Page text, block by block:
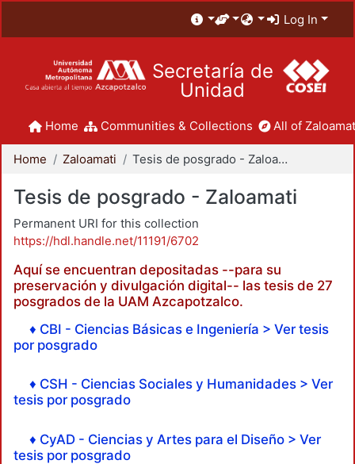
Log In
Secretaría de
Unidad
Home Communities & Collections All of
Home Zaloamati Tesis de posgrado - Zaloamati
Tesis de posgrado - Zaloamati
Permanent URI for this collection
https://hdl.handle.net/11191/6702
Aquí se encuentran depositadas --para su
preservación y divulgación digital-- las tesis de 27
posgrados de la UAM Azcapotzalco.
♦ CBI - Ciencias Básicas e Ingeniería > Ver tesis
por posgrado
♦ CSH - Ciencias Sociales y Humanidades > Ver
tesis por posgrado
♦ CyAD - Ciencias y Artes para el Diseño > Ver
tesis por posgrado